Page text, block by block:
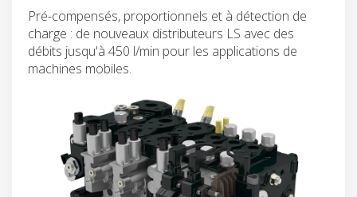
Pré-compensés, proportionnels et à détection de
charge : de nouveaux distributeurs LS avec des
débits jusqu'à 450 l/min pour les applications de
machines mobiles.